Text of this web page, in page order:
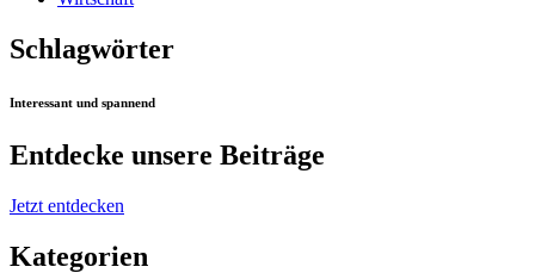
Schlagwörter
Interessant und spannend
Entdecke unsere Beiträge
Jetzt entdecken
Kategorien